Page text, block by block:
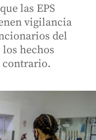
las EPS
vigilancia
del
hechos
contrario.